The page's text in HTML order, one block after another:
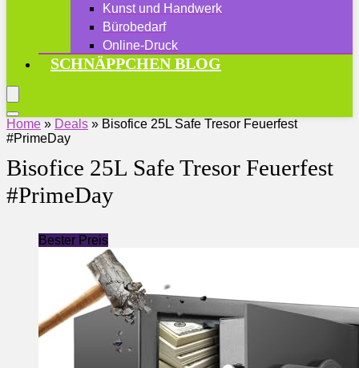
Kunst und Handwerk
Bürobedarf
Online-Druck
SCHNÄPPCHEN BLOG
Home » Deals » Bisofice 25L Safe Tresor Feuerfest
#PrimeDay
Bisofice 25L Safe Tresor Feuerfest
#PrimeDay
Bester Preis